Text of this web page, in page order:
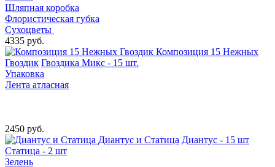
Шляпная коробка
Флористическая губка
Сухоцветы
4335 руб.
Композиция 15 Нежных
Гвоздик Гвоздика Микс - 15 шт.
Упаковка
Лента атласная
2450 руб.
Диантус и Статица Диантус - 15 шт
Статица - 2 шт
Зелень